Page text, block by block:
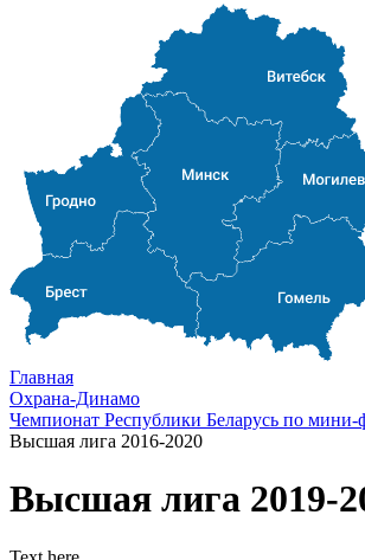
Главная
Охрана-Динамо
Чемпионат Республики Беларусь по мини-
Высшая лига 2016-2020
Высшая лига 2019-